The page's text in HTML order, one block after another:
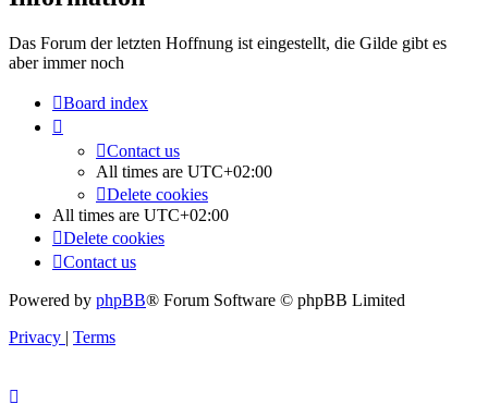
Das Forum der letzten Hoffnung ist eingestellt, die Gilde gibt es
aber immer noch
Board index
Contact us
All times are UTC+02:00
Delete cookies
All times are UTC+02:00
Delete cookies
Contact us
Powered by phpBB® Forum Software © phpBB Limited
Privacy | Terms